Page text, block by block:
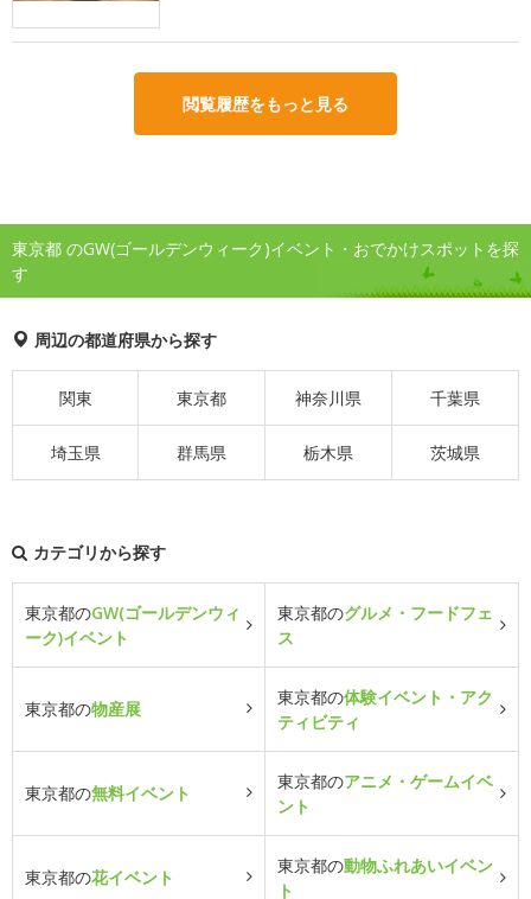
閲覧履歴をもっと見る
東京都 のGW(ゴールデンウィーク)イベント・おでかけスポットを探
す
周辺の都道府県から探す
関東 東京都 神奈川県 千葉県
埼玉県 群馬県 栃木県 茨城県
カテゴリから探す
東京都のGW(ゴールデンウィ
ーク)イベント
東京都のグルメ・フードフェ
ス
東京都の物産展
東京都の体験イベント・アク
ティビティ
東京都の無料イベント
東京都のアニメ・ゲームイベ
ント
東京都の花イベント
東京都の動物ふれあいイベン
ト